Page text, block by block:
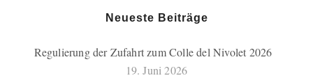
Neueste Beiträge
Regulierung der Zufahrt zum Colle del Nivolet 2026
19. Juni 2026